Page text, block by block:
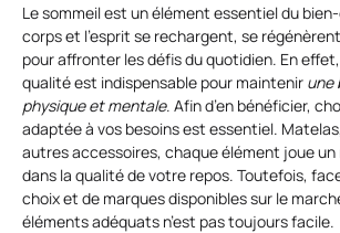
Le sommeil est un élément essentiel du
corps et l’esprit se rechargent, se
pour affronter les défis du quotidien. En
qualité est indispensable pour maintenir une
physique et mentale. Afin d’en bénéficier,
adaptée à vos besoins est essentiel.
autres accessoires, chaque élément joue
dans la qualité de votre repos. Toutefois,
choix et de marques disponibles sur le
éléments adéquats n’est pas toujours facile.